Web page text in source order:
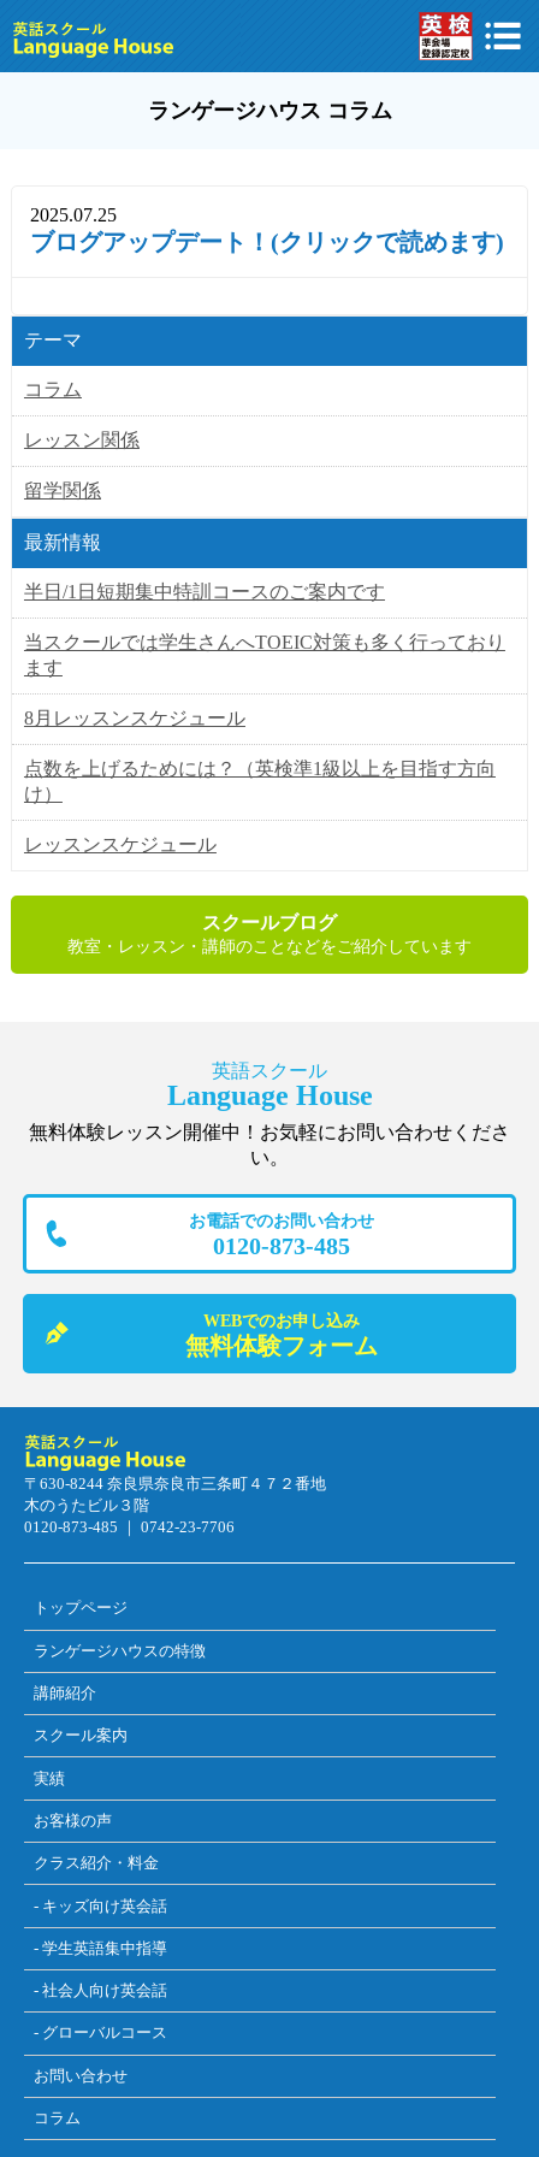
ランゲージハウス コラム
2025.07.25
ブログアップデート！(クリックで読めます)
テーマ
コラム
レッスン関係
留学関係
最新情報
半日/1日短期集中特訓コースのご案内です
当スクールでは学生さんへTOEIC対策も多く行っており
ます
8月レッスンスケジュール
点数を上げるためには？（英検準1級以上を目指す方向
け）
レッスンスケジュール
スクールブログ
教室・レッスン・講師のことなどをご紹介しています
英語スクール
Language House
無料体験レッスン開催中！お気軽にお問い合わせくださ
い。
お電話でのお問い合わせ
0120-873-485
WEBでのお申し込み
無料体験フォーム
〒630-8244 奈良県奈良市三条町４７２番地
木のうたビル３階
0120-873-485 ｜ 0742-23-7706
トップページ
ランゲージハウスの特徴
講師紹介
スクール案内
実績
お客様の声
クラス紹介・料金
- キッズ向け英会話
- 学生英語集中指導
- 社会人向け英会話
- グローバルコース
お問い合わせ
コラム